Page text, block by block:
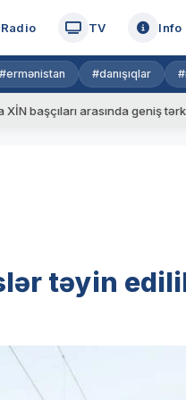
Radio TV Info
#ermənistan #danışıqlar
arasında geniş tərkibdə
təyin